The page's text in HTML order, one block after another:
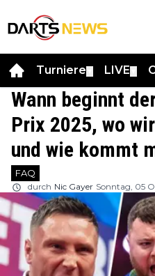
Turniere LIVE
Wann beginnt
Prix 2025, wo
und wie kommt
FAQ
durch Nic Gayer Sonntag, 05